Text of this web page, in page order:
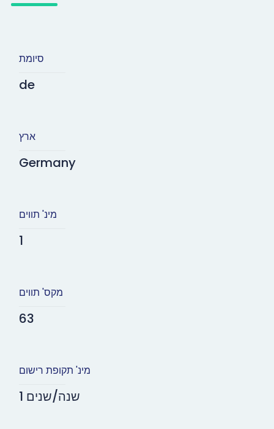
סיומת
de
ארץ
Germany
מינ' תווים
1
מקס' תווים
63
מינ' תקופת רישום
1 שנה/שנים